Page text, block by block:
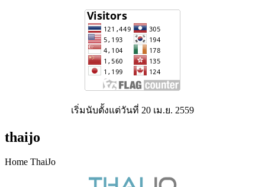
เริ่มนับตั้งแต่วันที่ 20 เม.ย. 2559
thaijo
Home ThaiJo